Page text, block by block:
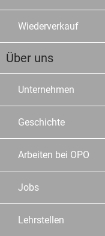
Wiederverkauf
Über uns
Unternehmen
Geschichte
Arbeiten bei OPO
Jobs
Lehrstellen